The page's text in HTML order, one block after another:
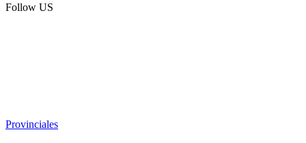
Follow US
Provinciales